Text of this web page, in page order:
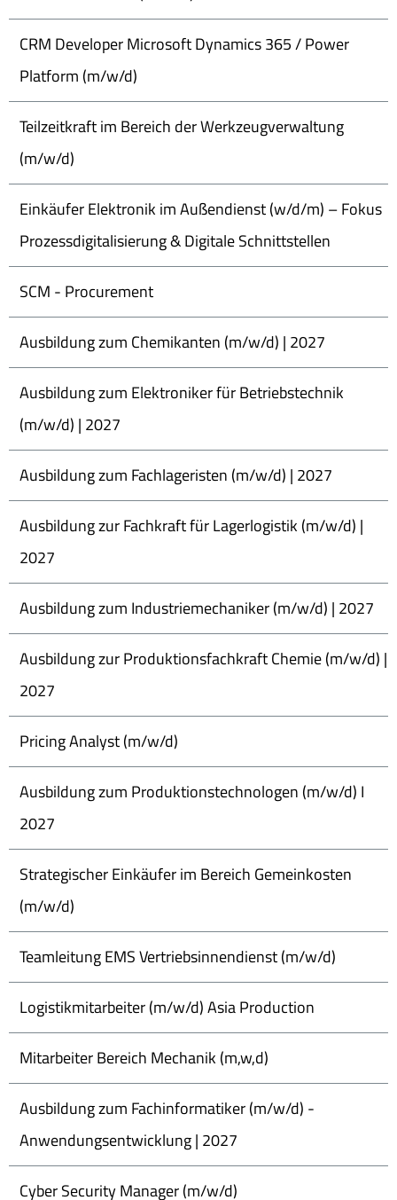
CRM Developer Microsoft Dynamics 365 / Power
Platform (m/w/d)
Teilzeitkraft im Bereich der Werkzeugverwaltung
(m/w/d)
Einkäufer Elektronik im Außendienst (w/d/m) – Fokus
Prozessdigitalisierung & Digitale Schnittstellen
SCM - Procurement
Ausbildung zum Chemikanten (m/w/d) | 2027
Ausbildung zum Elektroniker für Betriebstechnik
(m/w/d) | 2027
Ausbildung zum Fachlageristen (m/w/d) | 2027
Ausbildung zur Fachkraft für Lagerlogistik (m/w/d) |
2027
Ausbildung zum Industriemechaniker (m/w/d) | 2027
Ausbildung zur Produktionsfachkraft Chemie (m/w/d) |
2027
Pricing Analyst (m/w/d)
Ausbildung zum Produktionstechnologen (m/w/d) I
2027
Strategischer Einkäufer im Bereich Gemeinkosten
(m/w/d)
Teamleitung EMS Vertriebsinnendienst (m/w/d)
Logistikmitarbeiter (m/w/d) Asia Production
Mitarbeiter Bereich Mechanik (m,w,d)
Ausbildung zum Fachinformatiker (m/w/d) -
Anwendungsentwicklung | 2027
Cyber Security Manager (m/w/d)